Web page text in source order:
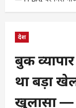
देश
बुक
था बड़ा
खुलासा —